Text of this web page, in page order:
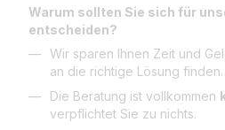
Warum sollten Sie sich für
entscheiden?
Wir sparen Ihnen Zeit und
an die richtige Lösung finden.
Die Beratung ist vollkommen
verpflichtet Sie zu nichts.